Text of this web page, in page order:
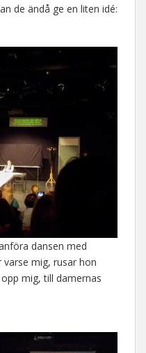
de ändå ge en liten idé:
dansen med
mig, rusar hon
mig, till damernas